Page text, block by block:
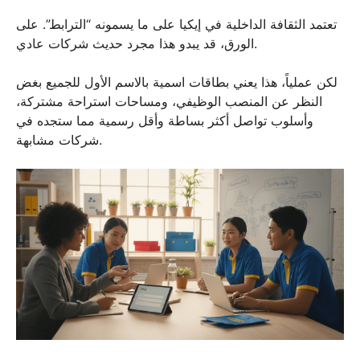
تعتمد الثقافة الداخلية في إيكيا على ما يسمونه “الترابط”. على
الورق، قد يبدو هذا مجرد حديث شركات عادي.
لكن عملياً، هذا يعني بطاقات اسمية بالاسم الأول للجميع بغض
النظر عن المنصب الوظيفي، ومساحات استراحة مشتركة،
وأسلوب تواصل أكثر بساطة وأقل رسمية مما ستجده في
شركات مشابهة.